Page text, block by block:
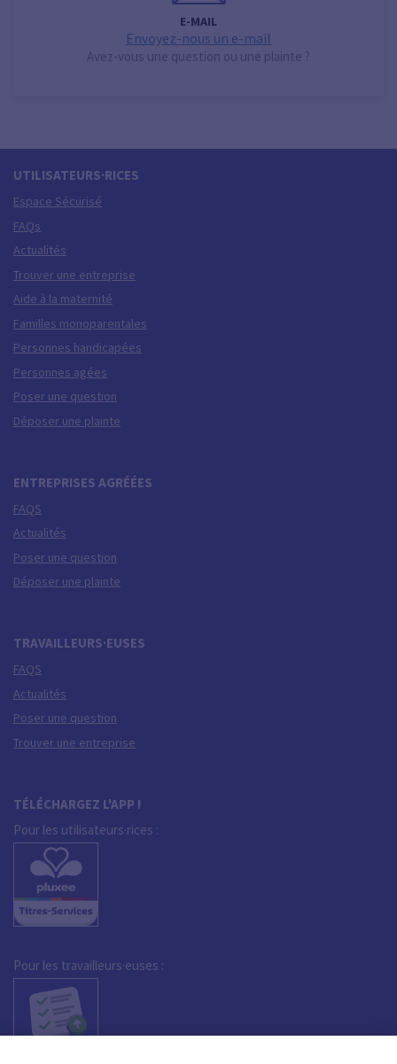
E-MAIL
Envoyez-nous un e-mail
Avez-vous une question ou une plainte ?
UTILISATEURS·RICES
Espace Sécurisé
FAQs
Actualités
Trouver une entreprise
Aide à la maternité
Familles monoparentales
Personnes handicapées
Personnes agées
Poser une question
Déposer une plainte
ENTREPRISES AGRÉÉES
FAQS
Actualités
Poser une question
Déposer une plainte
TRAVAILLEURS·EUSES
FAQS
Actualités
Poser une question
Trouver une entreprise
TÉLÉCHARGEZ L'APP !
Pour les utilisateurs·rices :
Pour les travailleurs·euses :